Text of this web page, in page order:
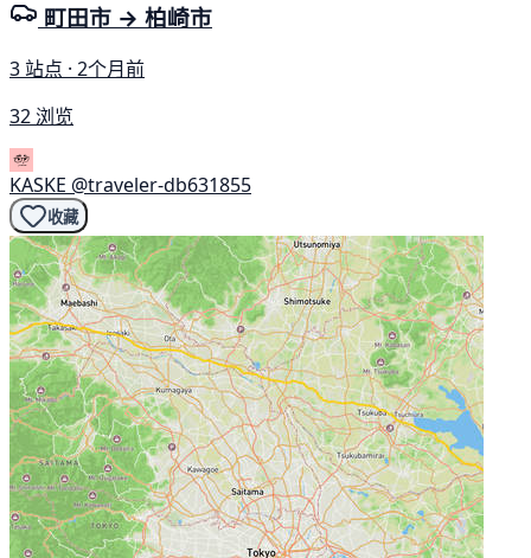
町田市 → 柏崎市
3 站点 · 2个月前
32 浏览
KASKE @traveler-db631855
收藏